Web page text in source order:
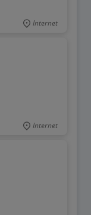
Internet
Internet